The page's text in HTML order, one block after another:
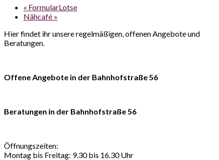
« FormularLotse
Nähcafé »
Hier findet ihr unsere regelmäßigen, offenen Angebote und
Beratungen.
Offene Angebote in der Bahnhofstraße 56
Beratungen in der Bahnhofstraße 56
Öffnungszeiten:
Montag bis Freitag: 9.30 bis 16.30 Uhr